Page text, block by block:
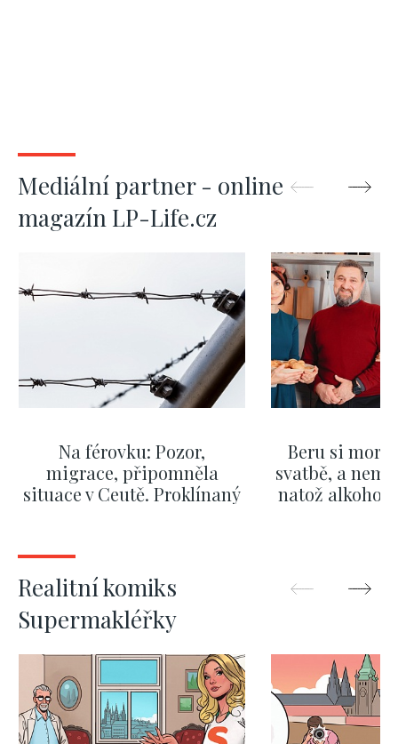
Mediální partner - online
magazín LP-Life.cz
Na férovku: Pozor,
migrace, připomněla
situace v Ceutě. Proklínaný
Okamurova videa
Beru si
svatbě, a
natož alkohol.
Realitní komiks
Supermakléřky